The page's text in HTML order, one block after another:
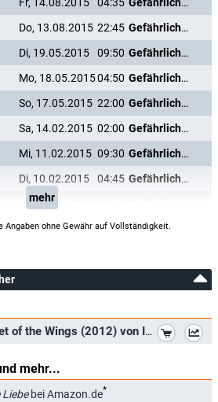
Do, 13.08.2015 22:45
Gefährliche Liebe
Di, 19.05.2015 09:50
Gefährliche Liebe
Mo, 18.05.201504:50
Gefährliche Liebe
So, 17.05.2015 22:00
Gefährliche Liebe
Sa, 14.02.2015 02:00
Gefährliche Liebe
Mi, 11.02.2015 09:30
Gefährliche Liebe
Di, 10.02.2015 04:45
Gefährliche Liebe
Mo, 09.02.2015
mehr
Angaben ohne Gewähr auf Vollständigkeit.
Disney Tinkerbell: Secret of the Wings (2012) von Ian McKellen
mehr...
bei Amazon.de*